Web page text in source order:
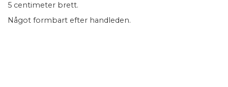
5 centimeter brett.
Något formbart efter handleden.